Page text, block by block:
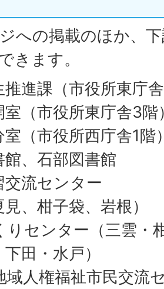
への掲載のほか、
きます。
推進課（市役所東庁
室（市役所東庁舎3階
室（市役所西庁舎1階
館、石部図書館
交流センター
、柑子袋、岩根）
りセンター（三雲・
田・水戸）
域人権福祉市民交流